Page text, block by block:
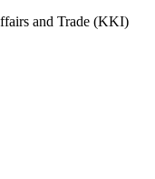
and Trade (KKI)